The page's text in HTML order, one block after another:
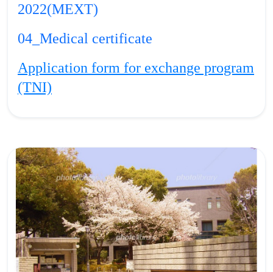
2022(MEXT)
04_Medical certificate
Application form for exchange program
(TNI)